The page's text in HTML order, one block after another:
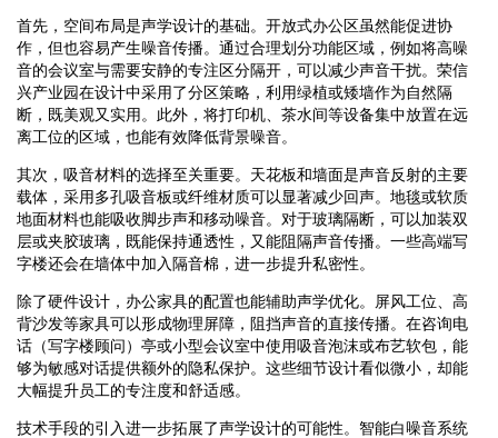
首先，空间布局是声学设计的基础。开放式办公区虽然能促进协
作，但也容易产生噪音传播。通过合理划分功能区域，例如将高噪
音的会议室与需要安静的专注区分隔开，可以减少声音干扰。荣信
兴产业园在设计中采用了分区策略，利用绿植或矮墙作为自然隔
断，既美观又实用。此外，将打印机、茶水间等设备集中放置在远
离工位的区域，也能有效降低背景噪音。
其次，吸音材料的选择至关重要。天花板和墙面是声音反射的主要
载体，采用多孔吸音板或纤维材质可以显著减少回声。地毯或软质
地面材料也能吸收脚步声和移动噪音。对于玻璃隔断，可以加装双
层或夹胶玻璃，既能保持通透性，又能阻隔声音传播。一些高端写
字楼还会在墙体中加入隔音棉，进一步提升私密性。
除了硬件设计，办公家具的配置也能辅助声学优化。屏风工位、高
背沙发等家具可以形成物理屏障，阻挡声音的直接传播。在咨询电
话（写字楼顾问）亭或小型会议室中使用吸音泡沫或布艺软包，能
够为敏感对话提供额外的隐私保护。这些细节设计看似微小，却能
大幅提升员工的专注度和舒适感。
技术手段的引入进一步拓展了声学设计的可能性。智能白噪音系统